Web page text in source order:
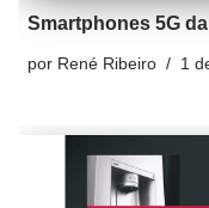
Smartphones 5G
por René Ribeiro 1